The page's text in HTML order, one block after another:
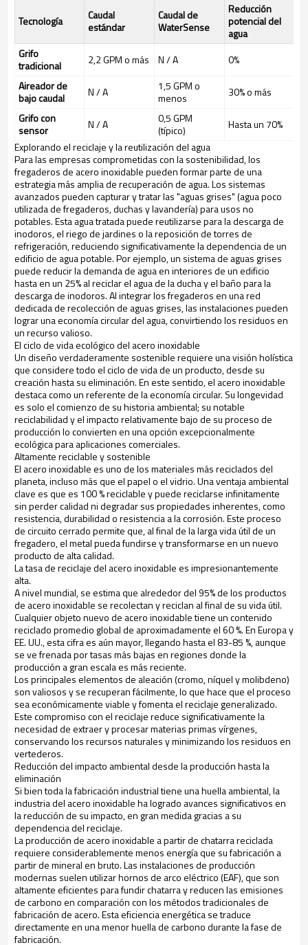
Tecnología
Caudal
estándar
Caudal de
WaterSense
Reducción
potencial del
agua
Grifo
tradicional
2,2 GPM o más N / A
0%
Aireador de
bajo caudal
N / A
1,5 GPM o
menos
30% o más
Grifo con
sensor
N / A
0,5 GPM
(típico)
Hasta un 70%
Explorando el reciclaje y la reutilización del agua
Para las empresas comprometidas con la sostenibilidad, los
fregaderos de acero inoxidable pueden formar parte de una
estrategia más amplia de recuperación de agua. Los sistemas
avanzados pueden capturar y tratar las "aguas grises" (agua poco
utilizada de fregaderos, duchas y lavandería) para usos no
potables. Esta agua tratada puede reutilizarse para la descarga de
inodoros, el riego de jardines o la reposición de torres de
refrigeración, reduciendo significativamente la dependencia de un
edificio de agua potable. Por ejemplo, un sistema de aguas grises
puede reducir la demanda de agua en interiores de un edificio
hasta en un 25% al reciclar el agua de la ducha y el baño para la
descarga de inodoros. Al integrar los fregaderos en una red
dedicada de recolección de aguas grises, las instalaciones pueden
lograr una economía circular del agua, convirtiendo los residuos en
un recurso valioso.
El ciclo de vida ecológico del acero inoxidable
Un diseño verdaderamente sostenible requiere una visión holística
que considere todo el ciclo de vida de un producto, desde su
creación hasta su eliminación. En este sentido, el acero inoxidable
destaca como un referente de la economía circular. Su longevidad
es solo el comienzo de su historia ambiental; su notable
reciclabilidad y el impacto relativamente bajo de su proceso de
producción lo convierten en una opción excepcionalmente
ecológica para aplicaciones comerciales.
Altamente reciclable y sostenible
El acero inoxidable es uno de los materiales más reciclados del
planeta, incluso más que el papel o el vidrio. Una ventaja ambiental
clave es que es 100 % reciclable y puede reciclarse infinitamente
sin perder calidad ni degradar sus propiedades inherentes, como
resistencia, durabilidad o resistencia a la corrosión. Este proceso
de circuito cerrado permite que, al final de la larga vida útil de un
fregadero, el metal pueda fundirse y transformarse en un nuevo
producto de alta calidad.
La tasa de reciclaje del acero inoxidable es impresionantemente
alta.
A nivel mundial, se estima que alrededor del 95% de los productos
de acero inoxidable se recolectan y reciclan al final de su vida útil.
Cualquier objeto nuevo de acero inoxidable tiene un contenido
reciclado promedio global de aproximadamente el 60 %. En Europa y
EE. UU., esta cifra es aún mayor, llegando hasta el 83-85 %, aunque
se ve frenada por tasas más bajas en regiones donde la
producción a gran escala es más reciente.
Los principales elementos de aleación (cromo, níquel y molibdeno)
son valiosos y se recuperan fácilmente, lo que hace que el proceso
sea económicamente viable y fomenta el reciclaje generalizado.
Este compromiso con el reciclaje reduce significativamente la
necesidad de extraer y procesar materias primas vírgenes,
conservando los recursos naturales y minimizando los residuos en
vertederos.
Reducción del impacto ambiental desde la producción hasta la
eliminación
Si bien toda la fabricación industrial tiene una huella ambiental, la
industria del acero inoxidable ha logrado avances significativos en
la reducción de su impacto, en gran medida gracias a su
dependencia del reciclaje.
La producción de acero inoxidable a partir de chatarra reciclada
requiere considerablemente menos energía que su fabricación a
partir de mineral en bruto. Las instalaciones de producción
modernas suelen utilizar hornos de arco eléctrico (EAF), que son
altamente eficientes para fundir chatarra y reducen las emisiones
de carbono en comparación con los métodos tradicionales de
fabricación de acero. Esta eficiencia energética se traduce
directamente en una menor huella de carbono durante la fase de
fabricación.